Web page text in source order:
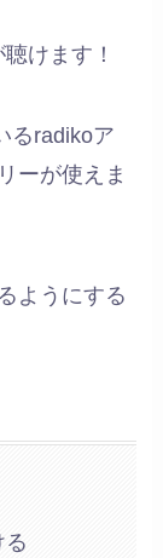
けます！
るradikoア
ーが使えま
ようにする